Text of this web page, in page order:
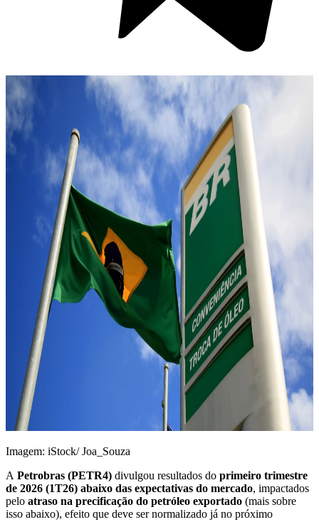
Imagem: iStock/ Joa_Souza
A Petrobras (PETR4) divulgou resultados do primeiro trimestre
de 2026 (1T26) abaixo das expectativas do mercado, impactados
pelo atraso na precificação do petróleo exportado (mais sobre
isso abaixo), efeito que deve ser normalizado já no próximo